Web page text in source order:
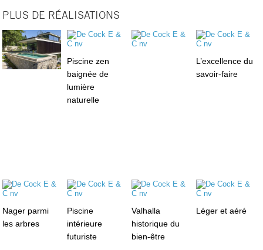
PLUS DE RÉALISATIONS
Piscine zen
baignée de
lumière
naturelle
L’excellence du
savoir-faire
Nager parmi
les arbres
Piscine
intérieure
futuriste
Valhalla
historique du
bien-être
Léger et aéré